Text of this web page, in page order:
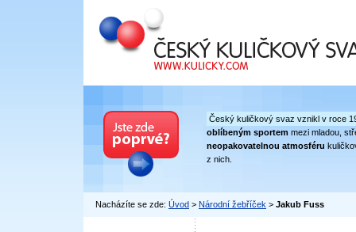
Český kuličkový svaz
Český kuličkový svaz vznikl v roce
oblíbeným sportem mezi mladou,
neopakovatelnou atmosféru
z nich.
Nacházíte se zde: Úvod > Národní žebříček > Jakub Fuss